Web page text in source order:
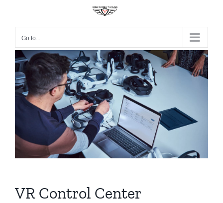
contentGo to...
VR Control Center